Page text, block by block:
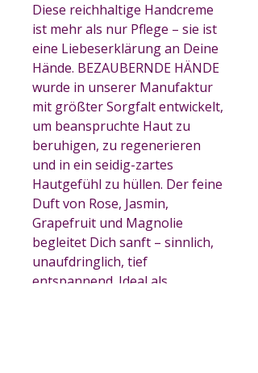
Diese reichhaltige Handcreme
ist mehr als nur Pflege – sie ist
eine Liebeserklärung an Deine
Hände. BEZAUBERNDE HÄNDE
wurde in unserer Manufaktur
mit größter Sorgfalt entwickelt,
um beanspruchte Haut zu
beruhigen, zu regenerieren
und in ein seidig-zartes
Hautgefühl zu hüllen. Der feine
Duft von Rose, Jasmin,
Grapefruit und Magnolie
begleitet Dich sanft – sinnlich,
unaufdringlich, tief
entspannend. Ideal als